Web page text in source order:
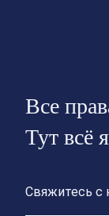
Все
Тут всё
Свяжитесь с